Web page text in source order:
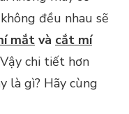
đều nhau sẽ
mắt và cắt mí
chi tiết hơn
là gì? Hãy cùng